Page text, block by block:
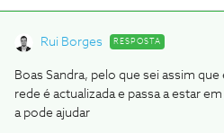
Rui Borges RESPOSTA
Boas Sandra, pelo que sei assim
rede é actualizada e passa a estar
a pode ajudar